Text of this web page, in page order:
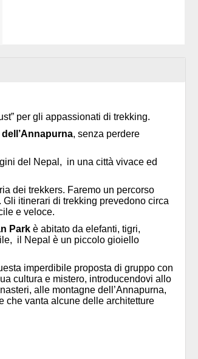
per gli appassionati di trekking.
, senza perdere
del Nepal, in una città vivace ed
dei trekkers. Faremo un percorso
itinerari di trekking prevedono circa
e veloce.
Park è abitato da elefanti, tigri,
il Nepal è un piccolo gioiello
imperdibile proposta di gruppo con
cultura e mistero, introducendovi allo
alle montagne dell’Annapurna,
che vanta alcune delle architetture